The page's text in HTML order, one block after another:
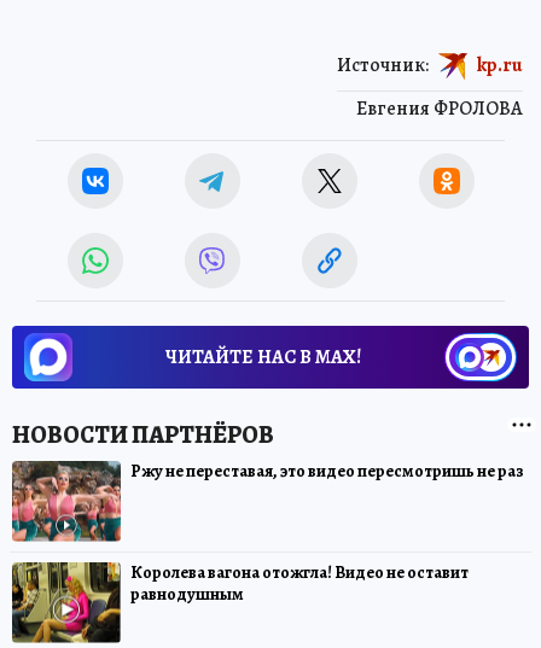
Евгения ФРОЛОВА
Источник: kp.ru
ЧИТАЙТЕ НАС В МАХ!
Ржу не переставая, это видео пересмотришь не раз
Королева вагона отожгла! Видео не оставит
равнодушным